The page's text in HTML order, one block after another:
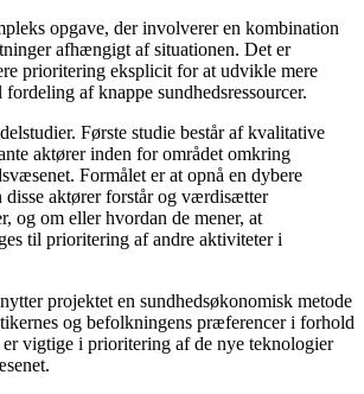
opgave, der involverer en kombination
afhængigt af situationen. Det er
prioritering eksplicit for at udvikle mere
af knappe sundhedsressourcer.
Første studie består af kvalitative
aktører inden for området omkring
Formålet er at opnå en dybere
disse aktører forstår og værdisætter
og om eller hvordan de mener, at
til prioritering af andre aktiviteter i
projektet en sundhedsøkonomisk metode
og befolkningens præferencer i forhold
vigtige i prioritering af de nye teknologier